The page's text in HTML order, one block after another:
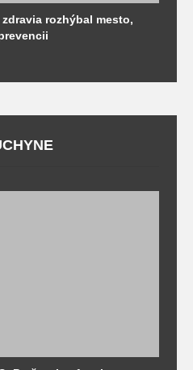
rozhýbal mesto,